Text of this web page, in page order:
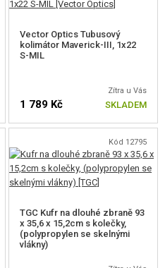
Vector Optics Tubusový
kolimátor Maverick-III, 1x22
S-MIL
Zítra u Vás
1 789 Kč SKLADEM
Kód 12795
TGC Kufr na dlouhé zbraně 93
x 35,6 x 15,2cm s kolečky,
(polypropylen se skelnými
vlákny)